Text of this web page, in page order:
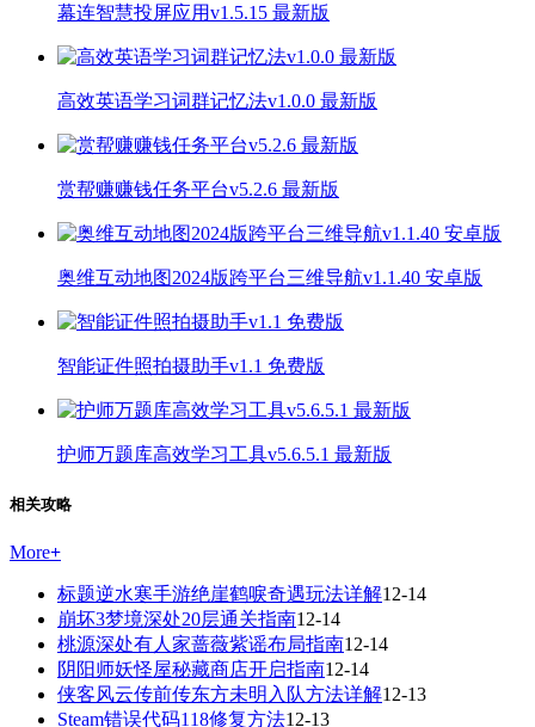
幕连智慧投屏应用v1.5.15 最新版
高效英语学习词群记忆法v1.0.0 最新版
赏帮赚赚钱任务平台v5.2.6 最新版
奥维互动地图2024版跨平台三维导航v1.1.40 安卓版
智能证件照拍摄助手v1.1 免费版
护师万题库高效学习工具v5.6.5.1 最新版
相关攻略
More+
标题逆水寒手游绝崖鹤唳奇遇玩法详解12-14
崩坏3梦境深处20层通关指南12-14
桃源深处有人家蔷薇紫谣布局指南12-14
阴阳师妖怪屋秘藏商店开启指南12-14
侠客风云传前传东方未明入队方法详解12-13
Steam错误代码118修复方法12-13